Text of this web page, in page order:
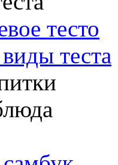
тесто
теста